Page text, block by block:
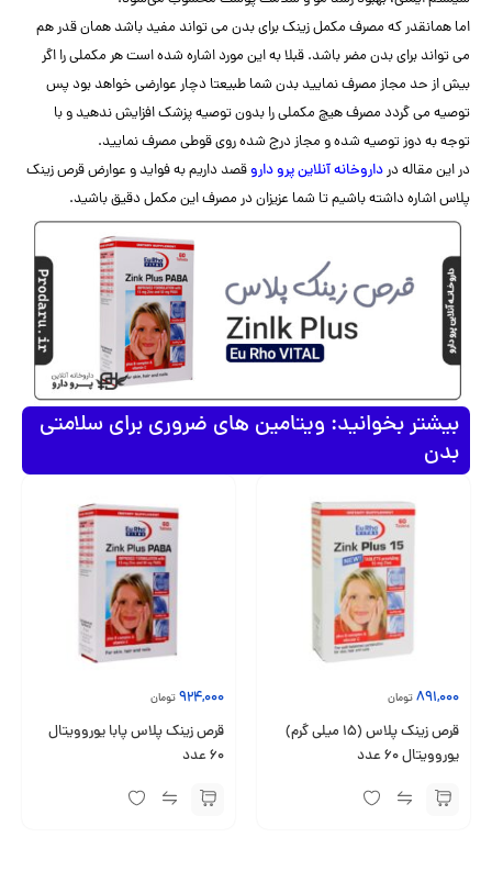
اما همانقدر که مصرف مکمل زینک برای بدن می تواند مفید باشد همان قدر هم
می تواند برای بدن مضر باشد. قبلا به این مورد اشاره شده است هر مکملی را اگر
بیش از حد مجاز مصرف نمایید بدن شما طبیعتا دچار عوارضی خواهد بود پس
توصیه می گردد مصرف هیچ مکملی را بدون توصیه پزشک افزایش ندهید و با
توجه به دوز توصیه شده و مجاز درج شده روی قوطی مصرف نمایید.
در این مقاله درداروخانه آنلاین پرو داروقصد داریم به فواید و عوارض قرص زینک
پلاس اشاره داشته باشیم تا شما عزیزان در مصرف این مکمل دقیق باشید.
بیشتر بخوانید: ویتامین های ضروری برای سلامتی
بدن
891,000تومان
قرص زینک پلاس (15 میلی گرم)
یوروویتال ۶۰ عدد
924,000تومان
قرص زینک پلاس پابا یوروویتال
60 عدد